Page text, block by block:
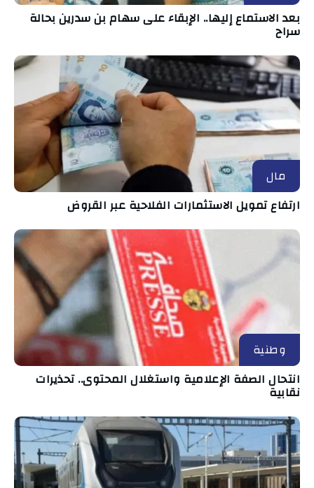
بعد الاستماع إليها.. الإبقاء على سهام بن سدرين بحالة
سراح
مال
ارتفاع تمويل الاستثمارات الفلاحية عبر القروض
وطنية
انتحال الصفة الإعلامية واستغلال المحتوى.. تحذيرات
نقابية